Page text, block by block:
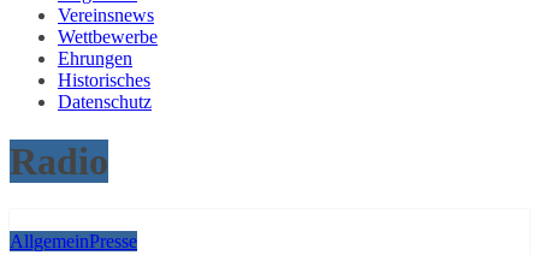
Vereinsnews
Wettbewerbe
Ehrungen
Historisches
Datenschutz
Radio
AllgemeinPresse